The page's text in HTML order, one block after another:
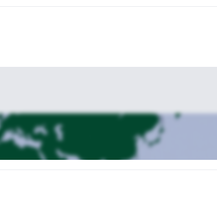
Mont-Blanc ? Envoyez une demande pour ce programme et nous